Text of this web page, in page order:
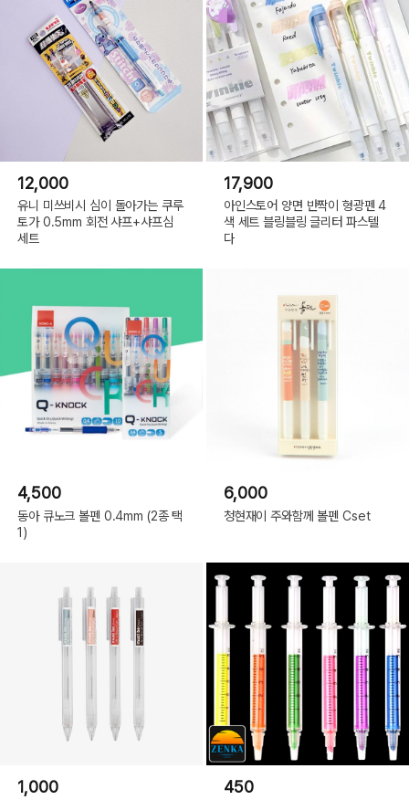
12,000
유니 미쓰비시 심이 돌아가는 쿠루
토가 0.5mm 회전 샤프+샤프심
세트
17,900
아인스토어 양면 반짝이 형광펜 4
색 세트 블링블링 글리터 파스텔
다
4,500
동아 큐노크 볼펜 0.4mm (2종 택
1)
6,000
청현재이 주와함께 볼펜 Cset
1,000 450